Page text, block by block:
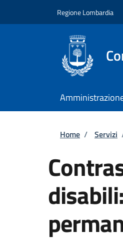
Regione Lombardia
Home / Servizi